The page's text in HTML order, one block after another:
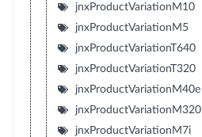
jnxProductVariationM10
jnxProductVariationM5
jnxProductVariationT640
jnxProductVariationT320
jnxProductVariationM40e
jnxProductVariationM320
jnxProductVariationM7i